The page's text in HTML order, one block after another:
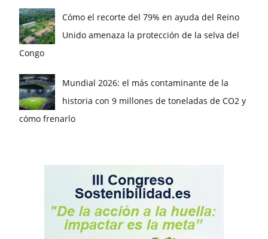
Cómo el recorte del 79% en ayuda del Reino
Unido amenaza la protección de la selva del
Congo
Mundial 2026: el más contaminante de la
historia con 9 millones de toneladas de CO2 y
cómo frenarlo